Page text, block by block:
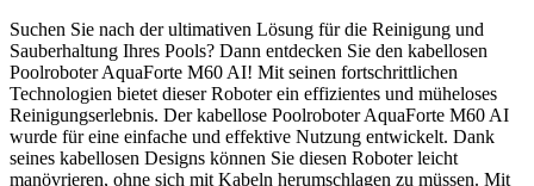
Suchen Sie nach der ultimativen Lösung für die Reinigung und
Sauberhaltung Ihres Pools? Dann entdecken Sie den kabellosen
Poolroboter AquaForte M60 AI! Mit seinen fortschrittlichen
Technologien bietet dieser Roboter ein effizientes und müheloses
Reinigungserlebnis. Der kabellose Poolroboter AquaForte M60 AI
wurde für eine einfache und effektive Nutzung entwickelt. Dank
seines kabellosen Designs können Sie diesen Roboter leicht
manövrieren, ohne sich mit Kabeln herumschlagen zu müssen. Mit